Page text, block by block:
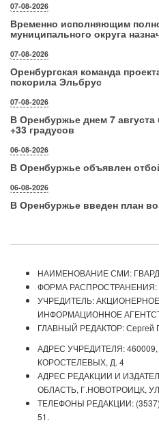
07-08-2026
Временно исполняющим
муниципального округа
07-08-2026
Оренбургская команда
покорила Эльбрус
07-08-2026
В Оренбуржье днем 7 августа
+33 градусов
06-08-2026
В Оренбуржье объявлен
06-08-2026
В Оренбуржье введен план
НАИМЕНОВАНИЕ СМИ:
ФОРМА
УЧРЕДИТЕЛЬ:
ИНФОРМАЦИОННОЕ
ГЛАВНЫЙ РЕДАКТОР: Сергей
АДРЕС УЧРЕДИТЕЛЯ:
КОРОСТЕЛЕВЫХ, Д. 4
АДРЕС РЕДАКЦИИ И
ОБЛАСТЬ, Г.НОВОТРОИЦК,
ТЕЛЕФОНЫ РЕДАКЦИИ: (3537)
51.